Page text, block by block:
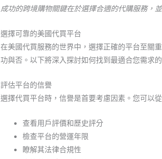
成功的跨境購物關鍵在於選擇合適的代購服務，
選擇可靠的美國代買平台
在美國代買服務的世界中，選擇正確的平台至關
功與否。以下將深入探討如何找到最適合您需求
評估平台的信譽
選擇代買平台時，信譽是首要考慮因素。您可以
查看用戶評價和歷史評分
檢查平台的營運年限
瞭解其法律合規性